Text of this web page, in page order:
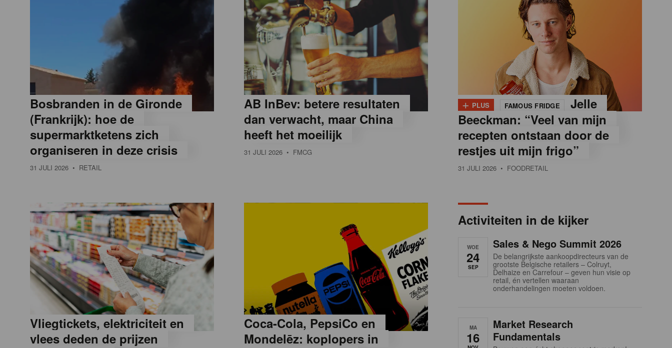
Bosbranden in de Gironde
(Frankrijk): hoe de
supermarktketens zich
organiseren in deze crisis
31 JULI 2026 • RETAIL
AB InBev: betere resultaten
dan verwacht, maar China
heeft het moeilijk
31 JULI 2026 • FMCG
+ PLUS FAMOUS FRIDGE
Jelle
Beeckman: “Veel van mijn
recepten ontstaan door de
restjes uit mijn frigo”
31 JULI 2026 • FOODRETAIL
Vliegtickets, elektriciteit en
vlees deden de prijzen
Coca-Cola, PepsiCo en
Mondelēz: koplopers in
Activiteiten in de kijker
WOE
24
SEP
Sales & Nego Summit 2026
De belangrijkste aankoopdirecteurs van de
grootste Belgische retailers – Colruyt,
Delhaize en Carrefour – geven hun visie op
retail, én vertellen waaraan
onderhandelingen moeten voldoen.
MA
16
Market Research
Fundamentals